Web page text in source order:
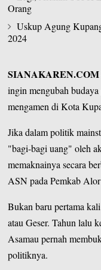
Orang
Uskup Agung
2024
ingin mengubah
mengamen diKota
Jika dalam politik
"bagi-bagi uang" oleh
memaknainya secara
ASN pada Pemkab
Bukan baru pertama
atau Geser. Tahun lalu
Asamau pernah
politiknya.